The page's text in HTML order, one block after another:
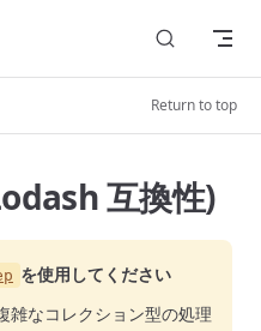
Return to top
互換性)
を使用してください
雑なコレクション型の処理